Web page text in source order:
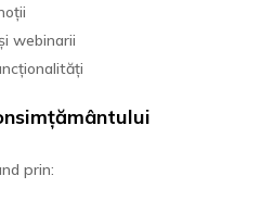
webinarii
prin: